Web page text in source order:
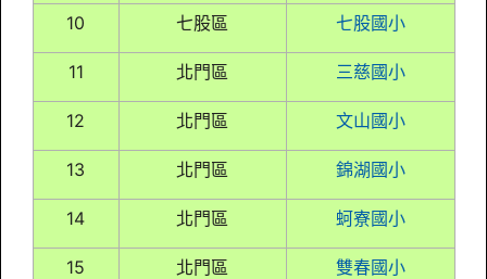
10 七股區 七股國小
11 北門區 三慈國小
12 北門區 文山國小
13 北門區 錦湖國小
14 北門區 蚵寮國小
15 北門區 雙春國小